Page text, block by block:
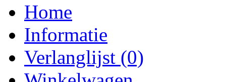
Home
Informatie
Verlanglijst (0)